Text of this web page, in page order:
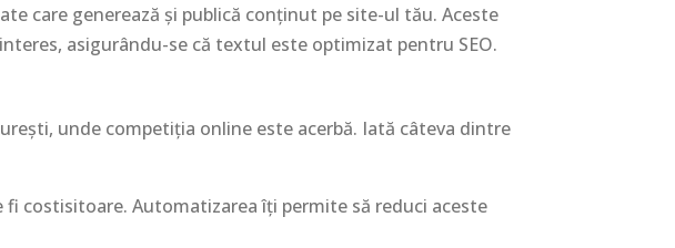
care generează și publică conținut pe site-ul tău. Aceste
asigurându-se că textul este optimizat pentru SEO.
unde competiția online este acerbă. Iată câteva dintre
costisitoare. Automatizarea îți permite să reduci aceste